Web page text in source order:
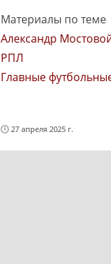
Материалы по теме
Александр
РПЛ
Главные
27 апреля 2025 г.